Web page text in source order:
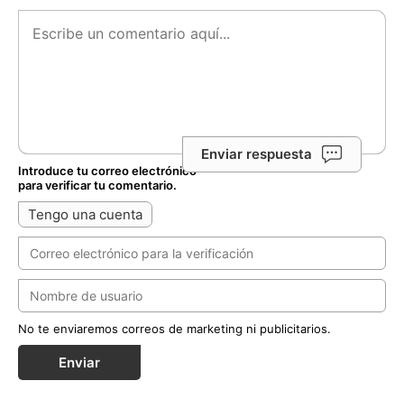
Enviar respuesta
Introduce tu correo electrónico
para verificar tu comentario.
Tengo una cuenta
No te enviaremos correos de marketing ni publicitarios.
Enviar